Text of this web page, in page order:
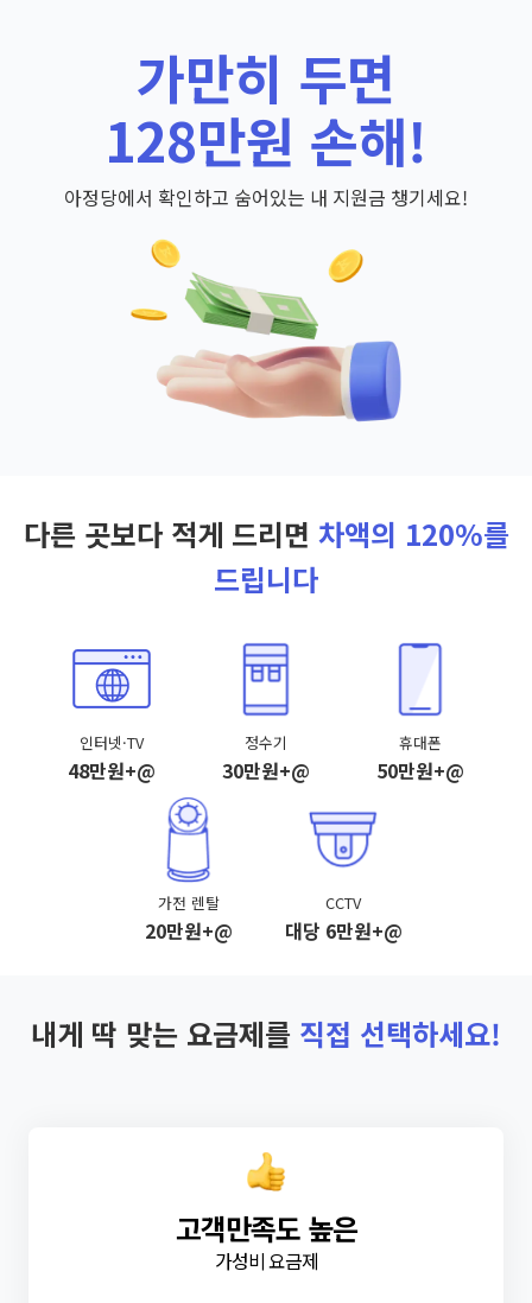
가만히 두면
128만원 손해!
아정당에서 확인하고 숨어있는 내 지원금 챙기세요!
다른 곳보다 적게 드리면 차액의 120%를
드립니다
인터넷·TV
48만원+@
정수기
30만원+@
휴대폰
50만원+@
가전 렌탈
20만원+@
CCTV
대당 6만원+@
내게 딱 맞는 요금제를 직접 선택하세요!
고객만족도 높은
가성비 요금제